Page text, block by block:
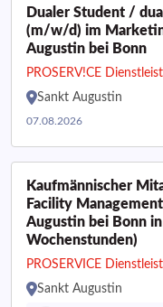
Dualer Student /
(m/w/d) im
Augustin bei Bonn
PROSERV!CE
Sankt Augustin
07.08.2026
Kaufmännischer
Facility
Augustin bei Bonn
Wochenstunden)
PROSERVICE
Sankt Augustin